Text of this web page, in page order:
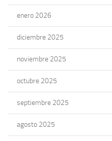
enero 2026
diciembre 2025
noviembre 2025
octubre 2025
septiembre 2025
agosto 2025